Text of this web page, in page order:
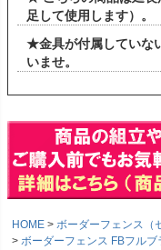
足して使用します）。
★金具が付属していな
いませ。
HOME
ボーダーフェンス（
ボーダーフェンス FBフル